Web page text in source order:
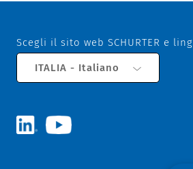
Scegli il sito web SCHURTER e
ITALIA - Italiano